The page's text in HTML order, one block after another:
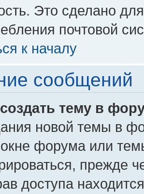
Это сделано
почтовой
к началу
сообщений
тему в
новой темы в
окне форума или
прежде
доступа